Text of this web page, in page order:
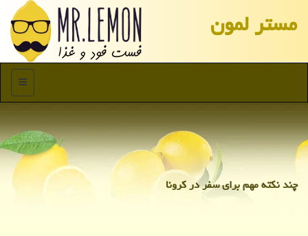
مستر لمون
منو
چند نكته مهم برای سفر در كرونا